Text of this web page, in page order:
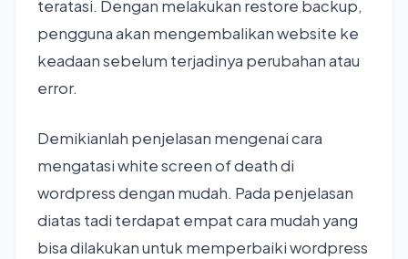
teratasi. Dengan melakukan restore backup,
pengguna akan mengembalikan website ke
keadaan sebelum terjadinya perubahan atau
error.
Demikianlah penjelasan mengenai cara
mengatasi white screen of death di
wordpress dengan mudah. Pada penjelasan
diatas tadi terdapat empat cara mudah yang
bisa dilakukan untuk memperbaiki wordpress